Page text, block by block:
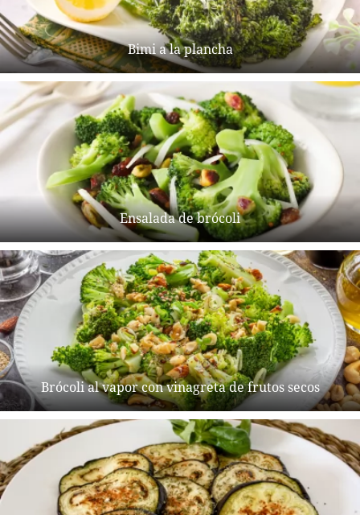
Bimi a la plancha
Ensalada de brócoli
Brócoli al vapor con vinagreta de frutos secos